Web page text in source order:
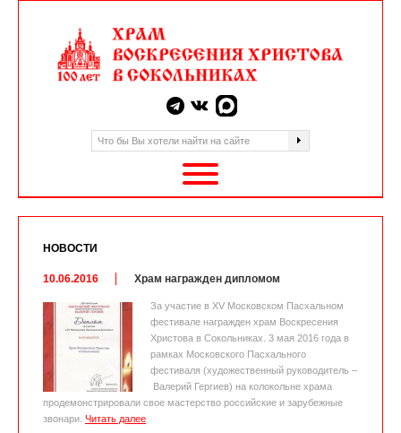
НОВОСТИ
10.06.2016 Храм награжден дипломом
За участие в XV Московском Пасхальном
фестивале награжден храм Воскресения
Христова в Сокольниках. 3 мая 2016 года в
рамках Московского Пасхального
фестиваля (художественный руководитель –
Валерий Гергиев) на колокольне храма
продемонстрировали свое мастерство российские и зарубежные
звонари. Читать далее